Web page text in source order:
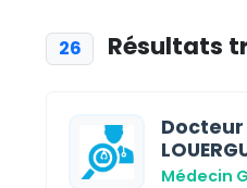
26 Résultats
Docteur
Médecin